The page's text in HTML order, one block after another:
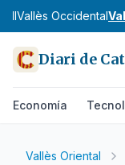
Vallès Occidental
Diari de
Economía
Vallès Oriental